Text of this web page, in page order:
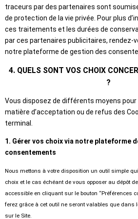
traceurs par des partenaires sont
de protection de la vie privée. Pour plus
ces traitements et les durées de
par ces partenaires publicitaires, rendez-
notre plateforme de gestion des
4. QUELS SONT VOS CHOIX
?
Vous disposez de différents moyens pour
matière d’acceptation ou de refus des
terminal.
1. Gérer vos choix via notre plateforme
consentements
Nous mettons à votre disposition un outil simple
choix et le cas échéant de vous opposer au dépôt
accessible en cliquant sur le bouton “Préférences
ferez grâce à cet outil ne seront valables que dans
sur le Site.